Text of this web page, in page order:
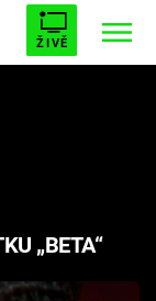
ŽIVĚ
UPÍRŮ
„BETA“